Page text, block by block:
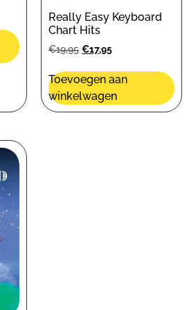
Really Easy Keyboard
Chart Hits
€19,95 €17,95
Toevoegen aan
winkelwagen